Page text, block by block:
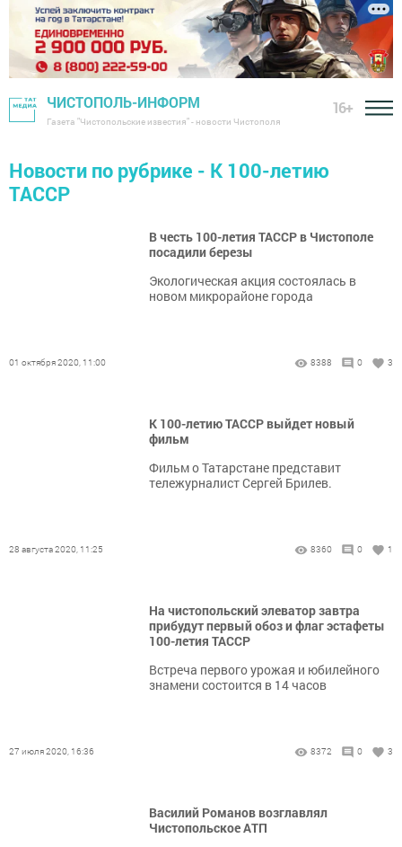
ЧИСТОПОЛЬ-ИНФОРМ
Газета "Чистопольские известия" - новости Чистополя
16+
Новости по рубрике - К 100-летию
ТАССР
В честь 100-летия ТАССР в Чистополе
посадили березы
Экологическая акция состоялась в
новом микрорайоне города
01 октября 2020, 11:00 8388 0 3
К 100-летию ТАССР выйдет новый
фильм
Фильм о Татарстане представит
тележурналист Сергей Брилев.
28 августа 2020, 11:25 8360 0 1
На чистопольский элеватор завтра
прибудут первый обоз и флаг эстафеты
100-летия ТАССР
Встреча первого урожая и юбилейного
знамени состоится в 14 часов
27 июля 2020, 16:36 8372 0 3
Василий Романов возглавлял
Чистопольское АТП